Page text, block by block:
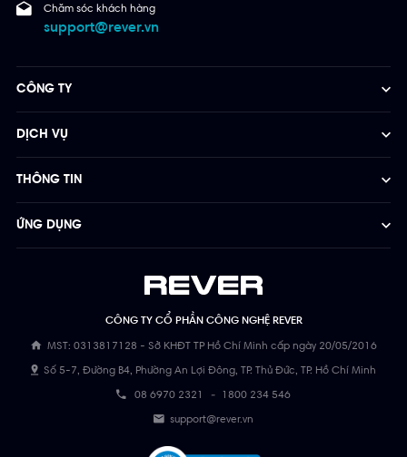
Chăm sóc khách hàng
support@rever.vn
CÔNG TY CỔ PHẦN CÔNG NGHỆ REVER
MST: 0313817128 - Sở KHĐT TP Hồ Chí Minh cấp ngày 20/05/2016
Số 5-7, Đường B4, Phường An Lợi Đông, TP. Thủ Đức, TP. Hồ Chí Minh
08 6970 2321 - 1800 234 546
support@rever.vn
CÔNG TY
DỊCH VỤ
THÔNG TIN
ỨNG DỤNG